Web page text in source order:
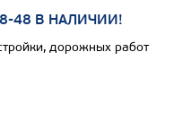
48 В НАЛИЧИИ!
дорожных работ